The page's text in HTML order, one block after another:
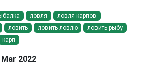
ловля
ловля карпов
ловить ловить ловлю
ловить рыбу
карп
Mar 2022